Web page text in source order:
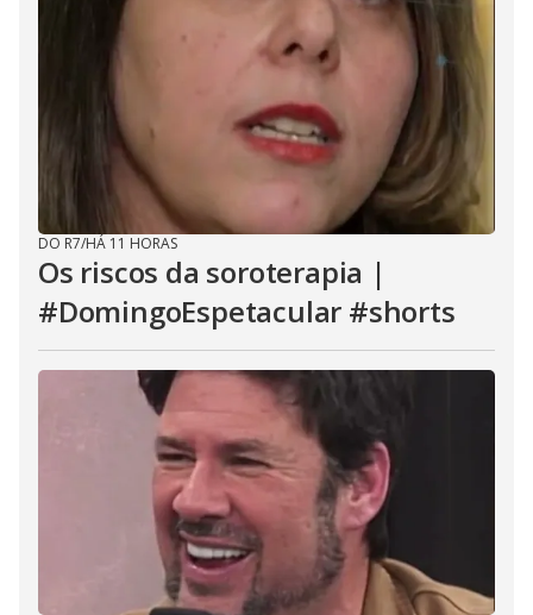
DO R7/HÁ 11 HORAS
Os riscos da soroterapia |
#DomingoEspetacular #shorts